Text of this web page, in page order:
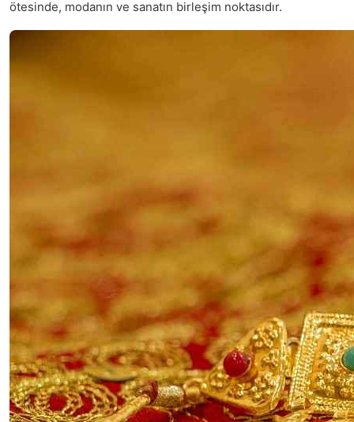
ötesinde, modanın ve sanatın birleşim noktasıdır.